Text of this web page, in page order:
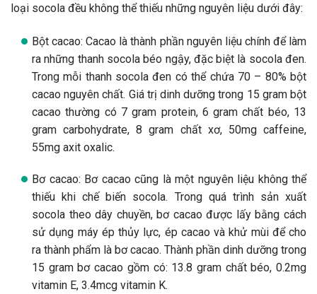
loại socola đều không thể thiếu những nguyên liệu dưới đây:
Bột cacao: Cacao là thành phần nguyên liệu chính để làm
ra những thanh socola béo ngậy, đặc biệt là socola đen.
Trong mỗi thanh socola đen có thể chứa 70 – 80% bột
cacao nguyên chất. Giá trị dinh dưỡng trong 15 gram bột
cacao thường có 7 gram protein, 6 gram chất béo, 13
gram carbohydrate, 8 gram chất xơ, 50mg caffeine,
55mg axit oxalic.
Bơ cacao: Bơ cacao cũng là một nguyên liệu không thể
thiếu khi chế biến socola. Trong quá trình sản xuất
socola theo dây chuyền, bơ cacao được lấy bằng cách
sử dụng máy ép thủy lực, ép cacao và khử mùi để cho
ra thành phẩm là bơ cacao. Thành phần dinh dưỡng trong
15 gram bơ cacao gồm có: 13.8 gram chất béo, 0.2mg
vitamin E, 3.4mcg vitamin K.